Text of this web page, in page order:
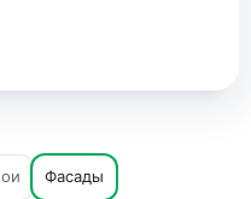
Фасады